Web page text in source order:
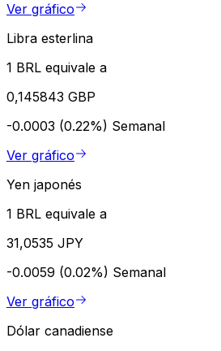
Ver gráfico
Libra esterlina
1 BRL equivale a
0,145843 GBP
-0.0003 (0.22%) Semanal
Ver gráfico
Yen japonés
1 BRL equivale a
31,0535 JPY
-0.0059 (0.02%) Semanal
Ver gráfico
Dólar canadiense